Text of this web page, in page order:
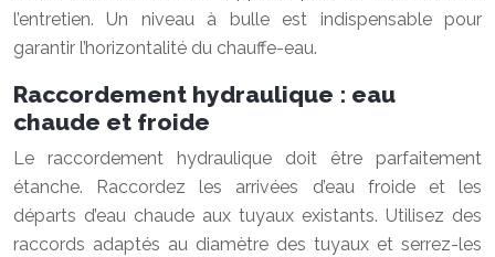
l’entretien. Un niveau à bulle est indispensable pour
garantir l’horizontalité du chauffe-eau.
Raccordement hydraulique : eau
chaude et froide
Le raccordement hydraulique doit être parfaitement
étanche. Raccordez les arrivées d’eau froide et les
départs d’eau chaude aux tuyaux existants. Utilisez des
raccords adaptés au diamètre des tuyaux et serrez-les